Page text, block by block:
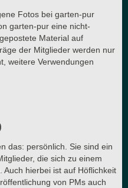
Fotos bei garten-pur
garten-pur eine nicht-
Material auf
der Mitglieder werden nur
weitere Verwendungen
das: persönlich. Sie sind ein
die sich zu einem
Auch hierbei ist auf Höflichkeit
von PMs auch